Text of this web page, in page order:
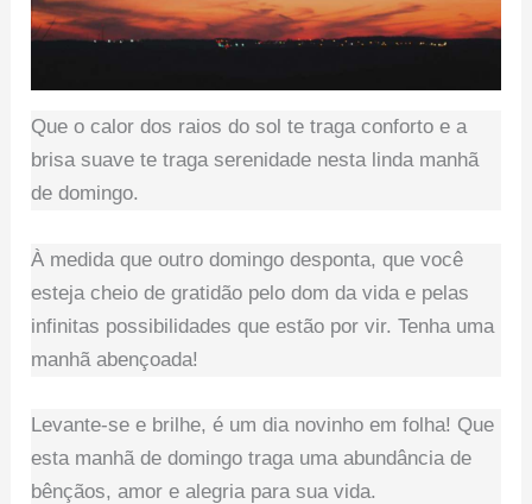
Que o calor dos raios do sol te traga conforto e a
brisa suave te traga serenidade nesta linda manhã
de domingo.
À medida que outro domingo desponta, que você
esteja cheio de gratidão pelo dom da vida e pelas
infinitas possibilidades que estão por vir. Tenha uma
manhã abençoada!
Levante-se e brilhe, é um dia novinho em folha! Que
esta manhã de domingo traga uma abundância de
bênçãos, amor e alegria para sua vida.